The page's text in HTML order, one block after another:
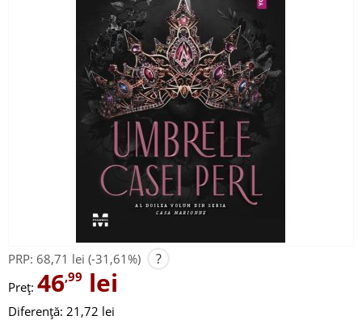
PRP: 68,71 lei (-31,61%) ?
Preț: 46,99 lei
Diferență: 21,72 lei